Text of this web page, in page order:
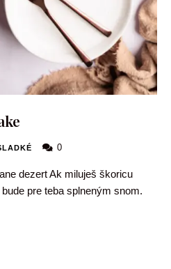
0
dezert Ak miluješ škoricu
pre teba splneným snom.